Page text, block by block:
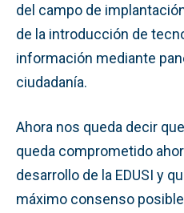
del campo de
de la introducción de
información mediante
ciudadanía.
Ahora nos queda decir
queda comprometido
desarrollo de la EDUSI y
máximo consenso